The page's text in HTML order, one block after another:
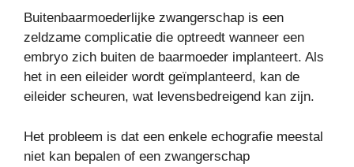
Buitenbaarmoederlijke zwangerschap is een
zeldzame complicatie die optreedt wanneer een
embryo zich buiten de baarmoeder implanteert. Als
het in een eileider wordt geïmplanteerd, kan de
eileider scheuren, wat levensbedreigend kan zijn.
Het probleem is dat een enkele echografie meestal
niet kan bepalen of een zwangerschap